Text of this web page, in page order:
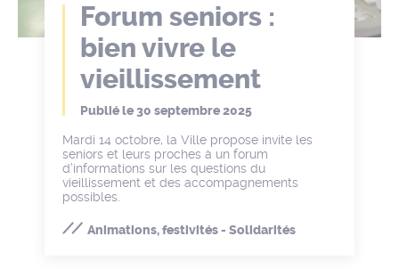
Forum seniors :
bien vivre le
vieillissement
Publié le30 septembre 2025
Mardi 14 octobre, la Ville propose invite les
seniors et leurs proches à un forum
d’informations sur les questions du
vieillissement et des accompagnements
possibles.
Animations, festivités - Solidarités